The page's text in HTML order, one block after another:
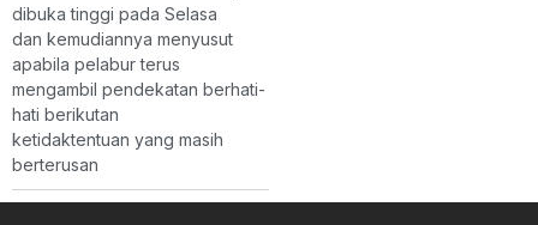
dibuka tinggi pada Selasa
dan kemudiannya menyusut
apabila pelabur terus
mengambil pendekatan berhati-
hati berikutan
ketidaktentuan yang masih
berterusan